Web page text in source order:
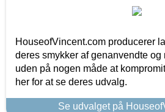
HouseofVincent.com producerer
deres smykker af genanvendte
uden på nogen måde at
her for at se deres udvalg.
Se udvalget på